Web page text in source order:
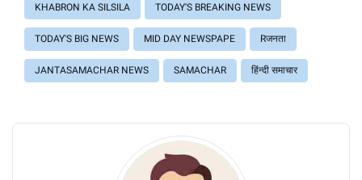
KHABRON KA SILSILA TODAY'S BREAKING NEWS
TODAY'S BIG NEWS MID DAY NEWSPAPE Rजनता
JANTASAMACHAR NEWS SAMACHAR हिंन्दी समाचार